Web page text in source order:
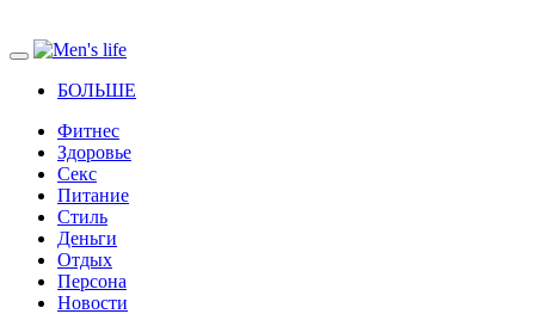
БОЛЬШЕ
Фитнес
Здоровье
Секс
Питание
Стиль
Деньги
Отдых
Персона
Новости